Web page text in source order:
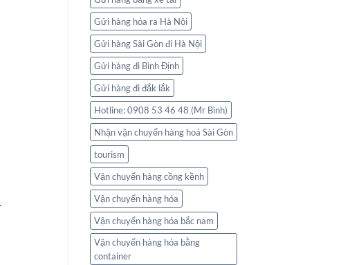
Gửi hàng hóa ra Hà Nội
Gửi hàng Sài Gòn đi Hà Nội
Gửi hàng đi Bình Định
Gửi hàng đi đắk lắk
Hotline: 0908 53 46 48 (Mr Bình)
Nhận vận chuyển hàng hoá Sài Gòn
tourism
Vận chuyển hàng cồng kềnh
Vận chuyển hàng hóa
Vận chuyển hàng hóa bắc nam
Vận chuyển hàng hóa bằng
container